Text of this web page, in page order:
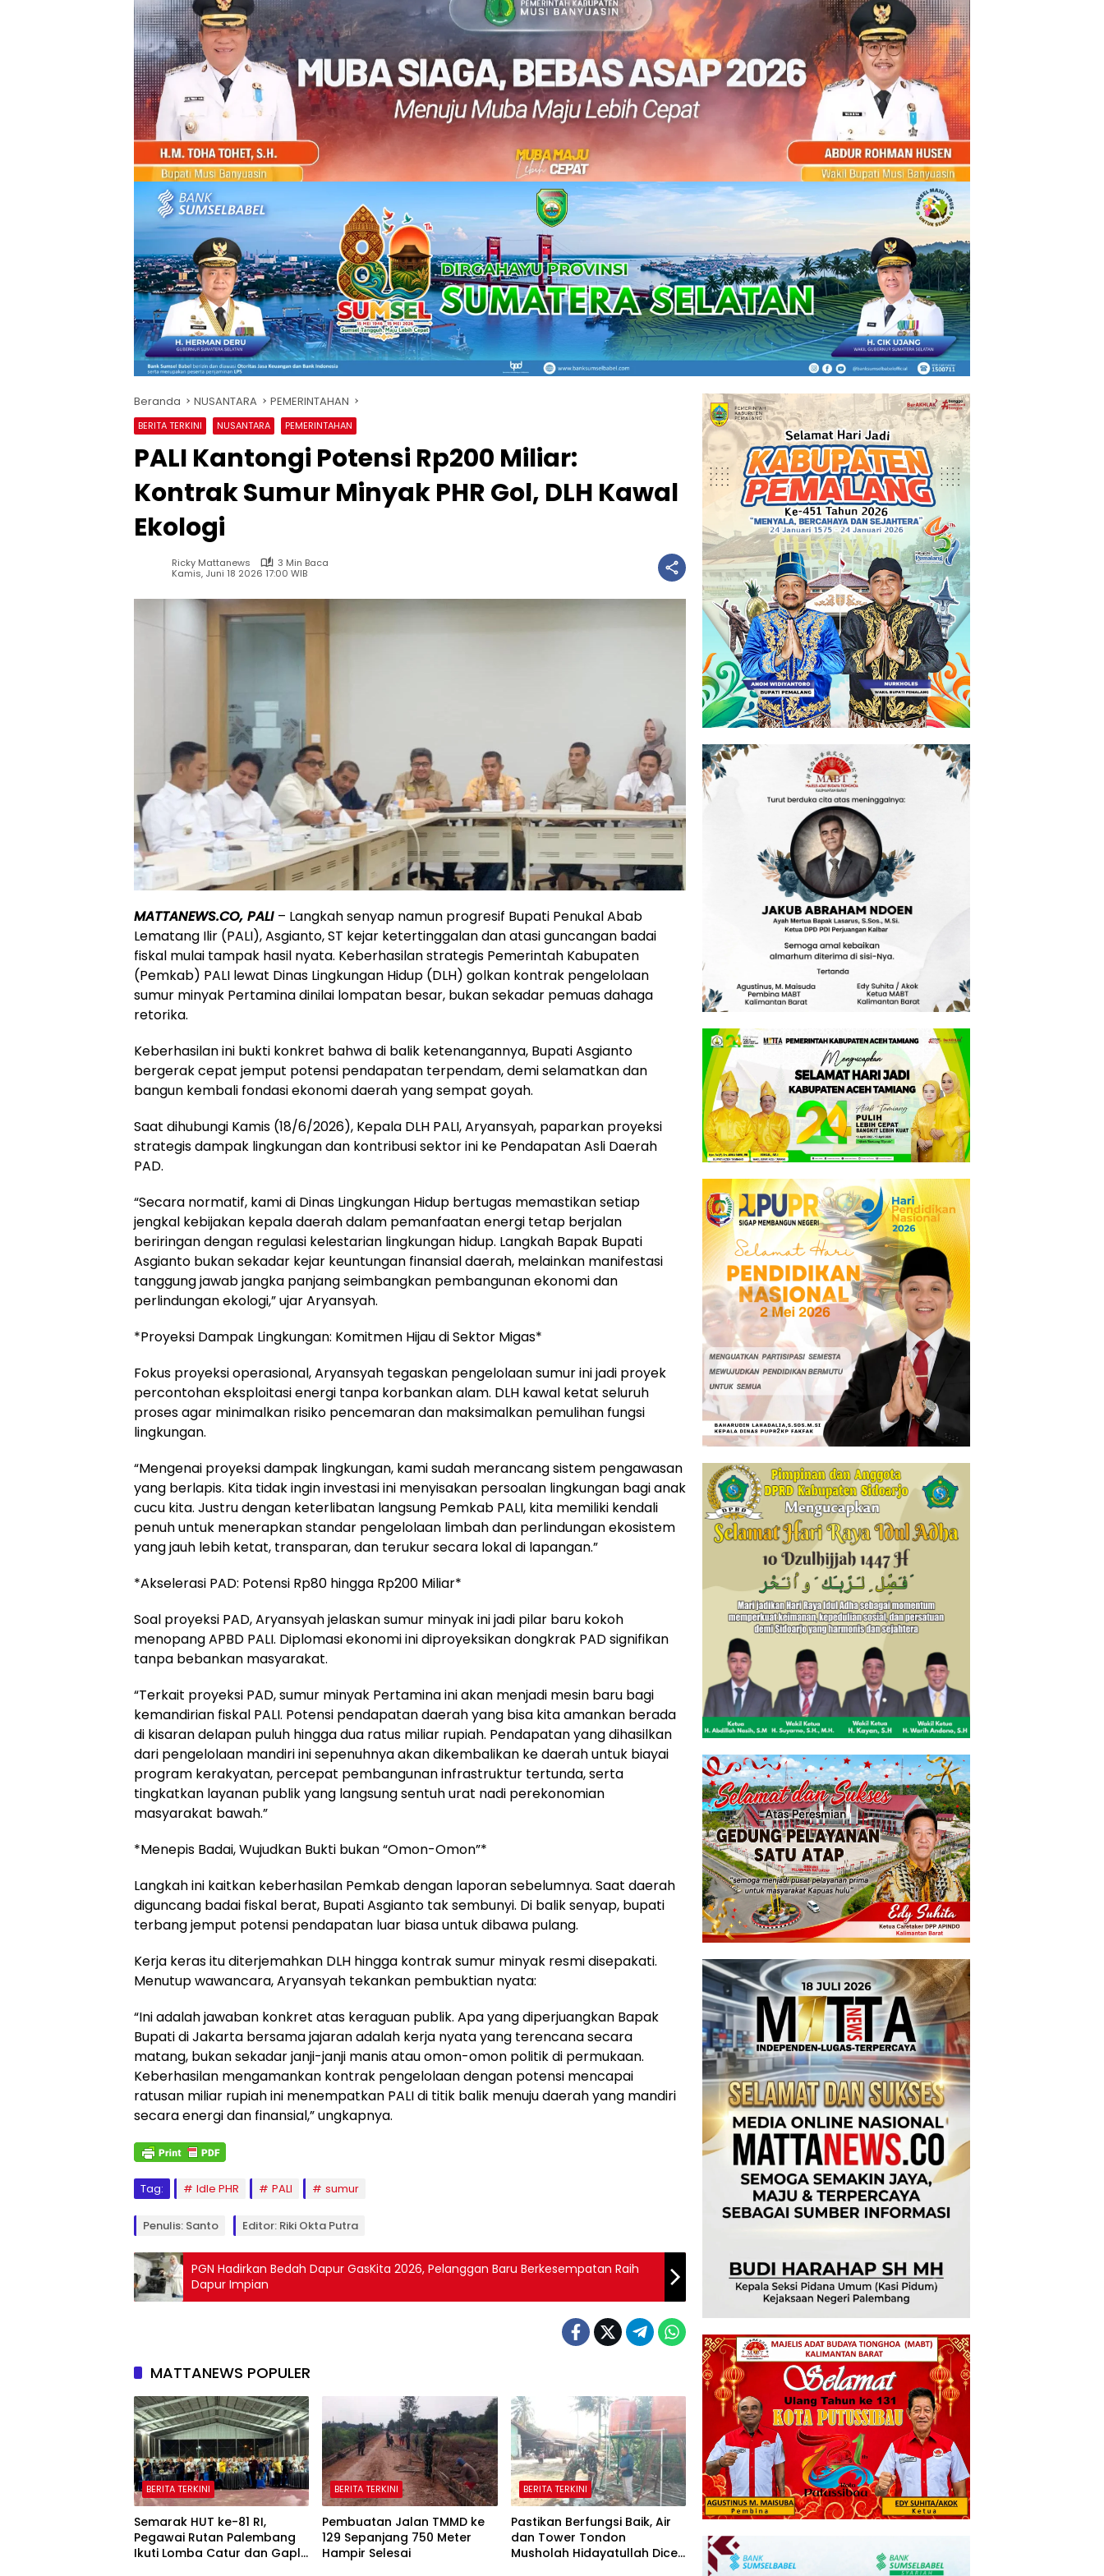
Beranda NUSANTARA PEMERINTAHAN
BERITA TERKINI NUSANTARA PEMERINTAHAN
PALI Kantongi Potensi Rp200 Miliar:
Kontrak Sumur Minyak PHR Gol, DLH Kawal
Ekologi
Ricky Mattanews
3 Min Baca
Kamis, Juni 18 2026 17:00 WIB
MATTANEWS.CO, PALI – Langkah senyap namun progresif Bupati Penukal Abab
Lematang Ilir (PALI), Asgianto, ST kejar ketertinggalan dan atasi guncangan badai
fiskal mulai tampak hasil nyata. Keberhasilan strategis Pemerintah Kabupaten
(Pemkab) PALI lewat Dinas Lingkungan Hidup (DLH) golkan kontrak pengelolaan
sumur minyak Pertamina dinilai lompatan besar, bukan sekadar pemuas dahaga
retorika.
Keberhasilan ini bukti konkret bahwa di balik ketenangannya, Bupati Asgianto
bergerak cepat jemput potensi pendapatan terpendam, demi selamatkan dan
bangun kembali fondasi ekonomi daerah yang sempat goyah.
Saat dihubungi Kamis (18/6/2026), Kepala DLH PALI, Aryansyah, paparkan proyeksi
strategis dampak lingkungan dan kontribusi sektor ini ke Pendapatan Asli Daerah
PAD.
“Secara normatif, kami di Dinas Lingkungan Hidup bertugas memastikan setiap
jengkal kebijakan kepala daerah dalam pemanfaatan energi tetap berjalan
beriringan dengan regulasi kelestarian lingkungan hidup. Langkah Bapak Bupati
Asgianto bukan sekadar kejar keuntungan finansial daerah, melainkan manifestasi
tanggung jawab jangka panjang seimbangkan pembangunan ekonomi dan
perlindungan ekologi,” ujar Aryansyah.
*Proyeksi Dampak Lingkungan: Komitmen Hijau di Sektor Migas*
Fokus proyeksi operasional, Aryansyah tegaskan pengelolaan sumur ini jadi proyek
percontohan eksploitasi energi tanpa korbankan alam. DLH kawal ketat seluruh
proses agar minimalkan risiko pencemaran dan maksimalkan pemulihan fungsi
lingkungan.
“Mengenai proyeksi dampak lingkungan, kami sudah merancang sistem pengawasan
yang berlapis. Kita tidak ingin investasi ini menyisakan persoalan lingkungan bagi anak
cucu kita. Justru dengan keterlibatan langsung Pemkab PALI, kita memiliki kendali
penuh untuk menerapkan standar pengelolaan limbah dan perlindungan ekosistem
yang jauh lebih ketat, transparan, dan terukur secara lokal di lapangan.”
*Akselerasi PAD: Potensi Rp80 hingga Rp200 Miliar*
Soal proyeksi PAD, Aryansyah jelaskan sumur minyak ini jadi pilar baru kokoh
menopang APBD PALI. Diplomasi ekonomi ini diproyeksikan dongkrak PAD signifikan
tanpa bebankan masyarakat.
“Terkait proyeksi PAD, sumur minyak Pertamina ini akan menjadi mesin baru bagi
kemandirian fiskal PALI. Potensi pendapatan daerah yang bisa kita amankan berada
di kisaran delapan puluh hingga dua ratus miliar rupiah. Pendapatan yang dihasilkan
dari pengelolaan mandiri ini sepenuhnya akan dikembalikan ke daerah untuk biayai
program kerakyatan, percepat pembangunan infrastruktur tertunda, serta
tingkatkan layanan publik yang langsung sentuh urat nadi perekonomian
masyarakat bawah.”
*Menepis Badai, Wujudkan Bukti bukan “Omon-Omon”*
Langkah ini kaitkan keberhasilan Pemkab dengan laporan sebelumnya. Saat daerah
diguncang badai fiskal berat, Bupati Asgianto tak sembunyi. Di balik senyap, bupati
terbang jemput potensi pendapatan luar biasa untuk dibawa pulang.
Kerja keras itu diterjemahkan DLH hingga kontrak sumur minyak resmi disepakati.
Menutup wawancara, Aryansyah tekankan pembuktian nyata:
“Ini adalah jawaban konkret atas keraguan publik. Apa yang diperjuangkan Bapak
Bupati di Jakarta bersama jajaran adalah kerja nyata yang terencana secara
matang, bukan sekadar janji-janji manis atau omon-omon politik di permukaan.
Keberhasilan mengamankan kontrak pengelolaan dengan potensi mencapai
ratusan miliar rupiah ini menempatkan PALI di titik balik menuju daerah yang mandiri
secara energi dan finansial,” ungkapnya.
Tag: Idle PHR PALI sumur
Penulis: Santo Editor: Riki Okta Putra
PGN Hadirkan Bedah Dapur GasKita 2026, Pelanggan Baru Berkesempatan Raih
Dapur Impian
MATTANEWS POPULER
BERITA TERKINI
Semarak HUT ke-81 RI,
Pegawai Rutan Palembang
Ikuti Lomba Catur dan Gaple
BERITA TERKINI
Pembuatan Jalan TMMD ke
129 Sepanjang 750 Meter
Hampir Selesai
BERITA TERKINI
Pastikan Berfungsi Baik, Air
dan Tower Tondon
Musholah Hidayatullah Dicek